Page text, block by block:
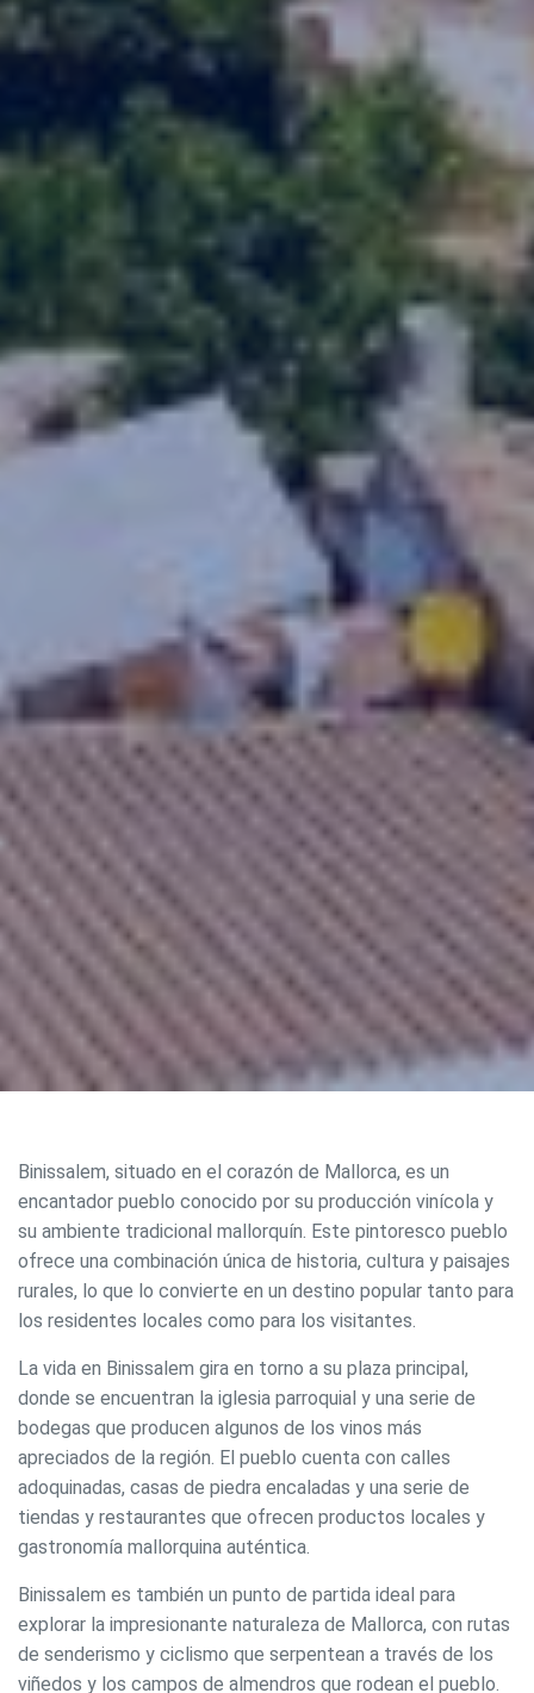
Binissalem, situado en el corazón de Mallorca, es un
encantador pueblo conocido por su producción vinícola y
su ambiente tradicional mallorquín. Este pintoresco pueblo
ofrece una combinación única de historia, cultura y paisajes
rurales, lo que lo convierte en un destino popular tanto para
los residentes locales como para los visitantes.
La vida en Binissalem gira en torno a su plaza principal,
donde se encuentran la iglesia parroquial y una serie de
bodegas que producen algunos de los vinos más
apreciados de la región. El pueblo cuenta con calles
adoquinadas, casas de piedra encaladas y una serie de
tiendas y restaurantes que ofrecen productos locales y
gastronomía mallorquina auténtica.
Binissalem es también un punto de partida ideal para
explorar la impresionante naturaleza de Mallorca, con rutas
de senderismo y ciclismo que serpentean a través de los
viñedos y los campos de almendros que rodean el pueblo.